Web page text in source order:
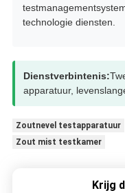
technologie diensten.
Dienstverbintenis:
apparatuur,
Zoutnevel testapparatuur
Zout mist testkamer
Krijg